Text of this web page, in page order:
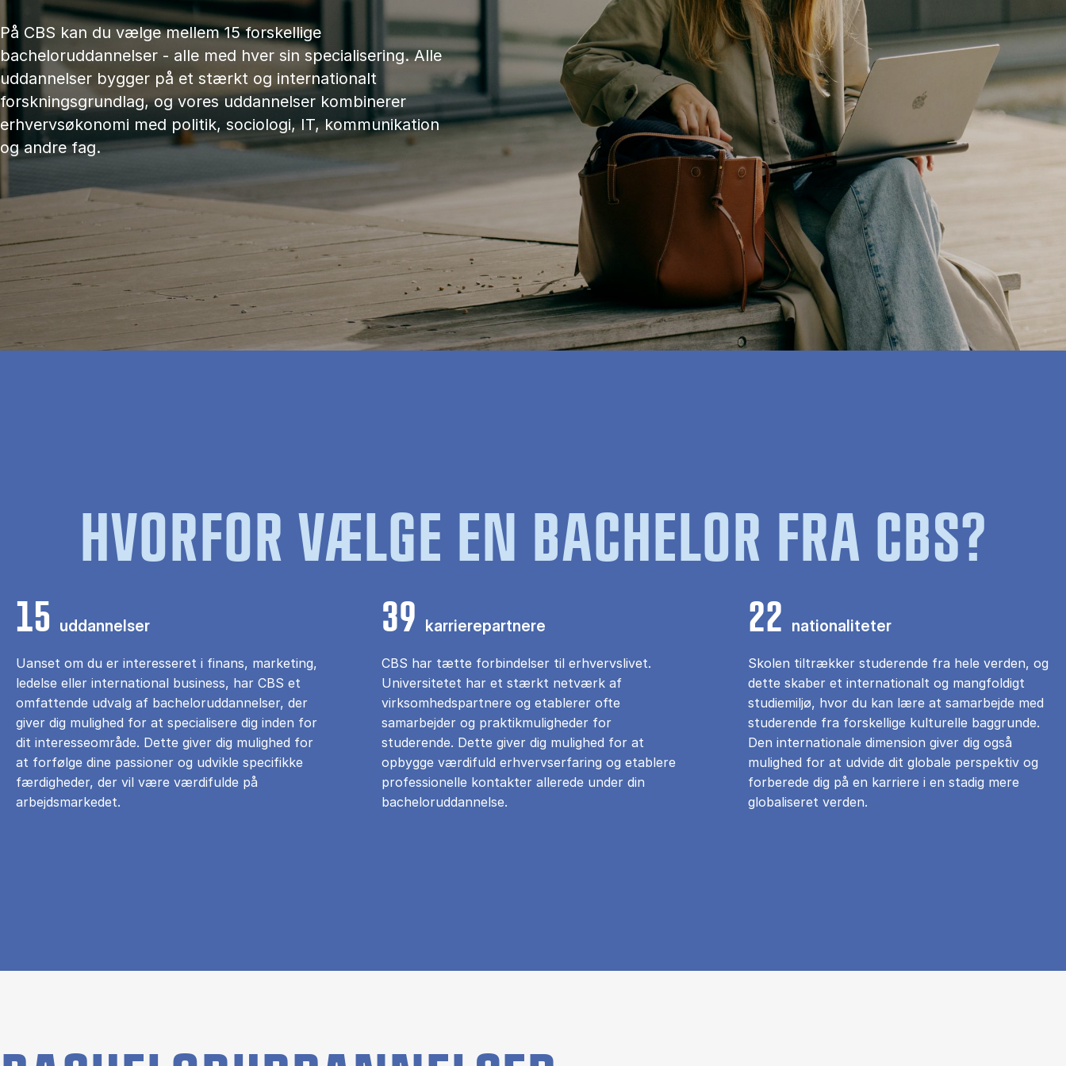
På CBS kan du vælge mellem 15 forskellige
bacheloruddannelser - alle med hver sin specialisering. Alle
uddannelser bygger på et stærkt og internationalt
forskningsgrundlag, og vores uddannelser kombinerer
erhvervsøkonomi med politik, sociologi, IT, kommunikation
og andre fag.
HVORFOR VÆLGE EN BACHELOR FRA CBS?
15 uddannelser
Uanset om du er interesseret i finans, marketing,
ledelse eller international business, har CBS et
omfattende udvalg af bacheloruddannelser, der
giver dig mulighed for at specialisere dig inden for
dit interesseområde. Dette giver dig mulighed for
at forfølge dine passioner og udvikle specifikke
færdigheder, der vil være værdifulde på
arbejdsmarkedet.
39 karrierepartnere
CBS har tætte forbindelser til erhvervslivet.
Universitetet har et stærkt netværk af
virksomhedspartnere og etablerer ofte
samarbejder og praktikmuligheder for
studerende. Dette giver dig mulighed for at
opbygge værdifuld erhvervserfaring og etablere
professionelle kontakter allerede under din
bacheloruddannelse.
22 nationaliteter
Skolen tiltrækker studerende fra hele verden, og
dette skaber et internationalt og mangfoldigt
studiemiljø, hvor du kan lære at samarbejde med
studerende fra forskellige kulturelle baggrunde.
Den internationale dimension giver dig også
mulighed for at udvide dit globale perspektiv og
forberede dig på en karriere i en stadig mere
globaliseret verden.